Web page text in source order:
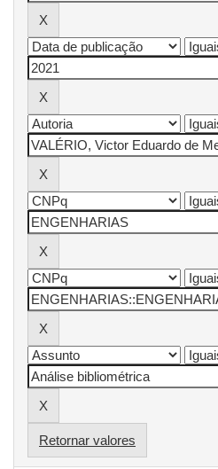
Retornar valores